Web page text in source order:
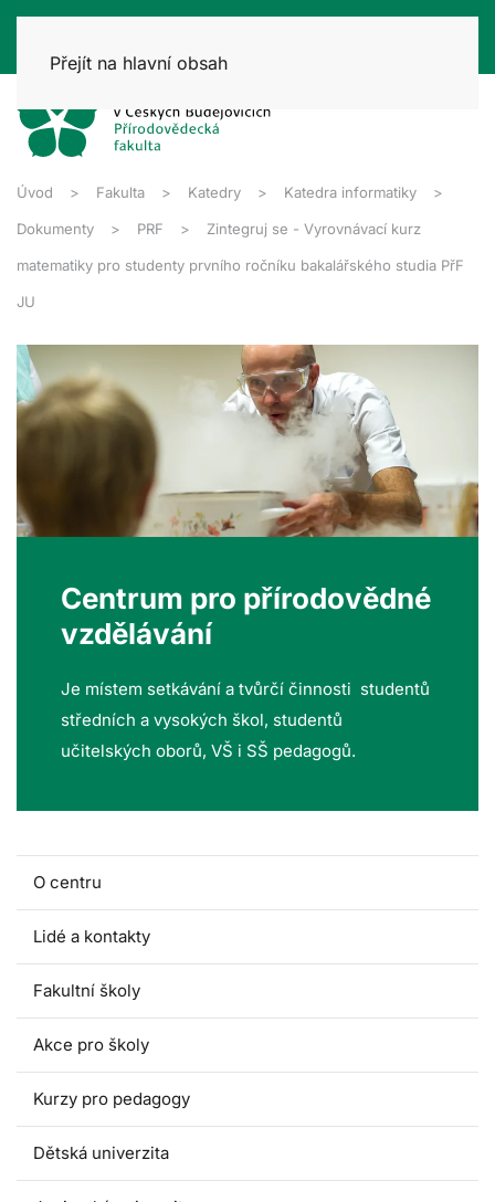
Přejít na hlavní obsah
Úvod Fakulta Katedry Katedra informatiky
Dokumenty PRF Zintegruj se - Vyrovnávací kurz
matematiky pro studenty prvního ročníku bakalářského studia PřF
JU
Centrum pro přírodovědné
vzdělávání
Je místem setkávání a tvůrčí činnosti studentů
středních a vysokých škol, studentů
učitelských oborů, VŠ i SŠ pedagogů.
O centru
Lidé a kontakty
Fakultní školy
Akce pro školy
Kurzy pro pedagogy
Dětská univerzita